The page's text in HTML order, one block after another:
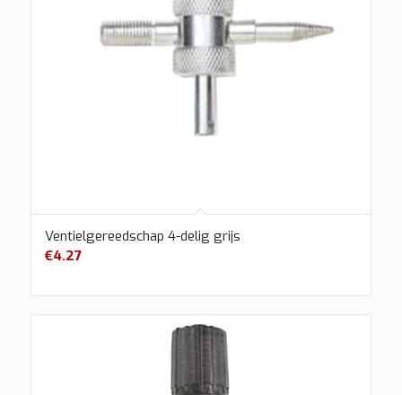
Ventielgereedschap 4-delig grijs
€4.27